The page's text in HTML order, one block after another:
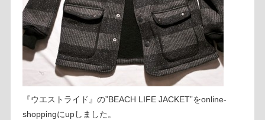
『ウエストライド』の”BEACH LIFE JACKET”をonline-
shoppingにupしました。